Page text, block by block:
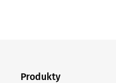
Produkty